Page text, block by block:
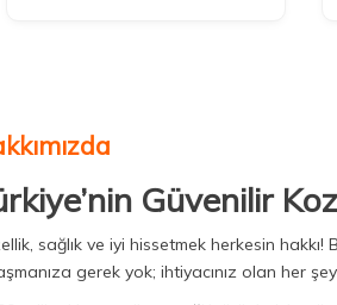
Güvenilir
sağlık ve iyi hissetmek herkesin
gerek yok; ihtiyacınız olan her